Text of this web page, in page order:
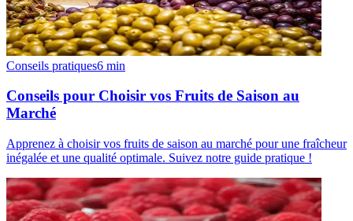
Conseils pratiques6 min
Conseils pour Choisir vos Fruits de Saison au
Marché
Apprenez à choisir vos fruits de saison au marché pour une fraîcheur
inégalée et une qualité optimale. Suivez notre guide pratique !